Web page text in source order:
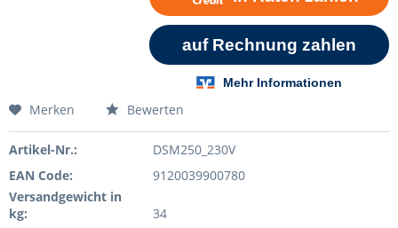
Merken Bewerten
Artikel-Nr.:
DSM250_230V
EAN Code:
9120039900780
Versandgewicht in
kg:
34